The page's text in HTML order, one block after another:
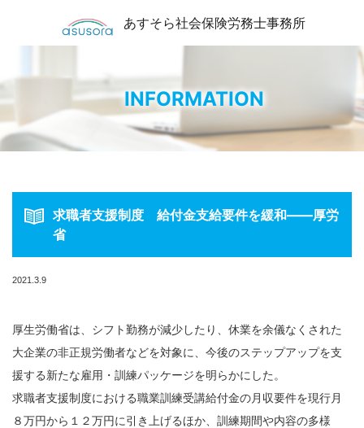
あすそら社会保険労務士事務所
INFORMATION
求職者支援制度 給付金支給要件を緩和――厚労
省
2021.3.9
厚生労働省は、シフト勤務が減少したり、休業を余儀なくされた
大企業の非正規労働者などを対象に、今後のステップアップを支
援する新たな雇用・訓練パッケージを明らかにした。
求職者支援制度における職業訓練受講給付金の月収要件を現行月
８万円から１２万円に引き上げるほか、訓練期間や内容の多様